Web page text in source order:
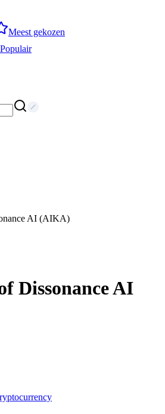
Meest gekozen
Populair
AI (AIKA)
Dissonance AI